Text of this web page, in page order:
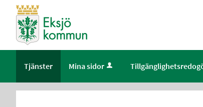
Välkommen
självservice
-
Tjänster Mina sidor